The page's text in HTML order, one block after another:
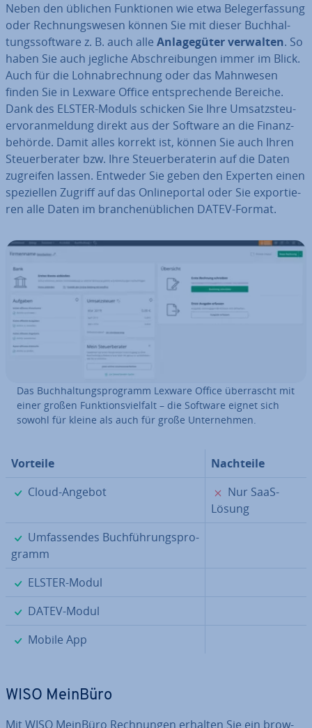
Neben den üblichen Funk­tio­nen wie etwa Be­leg­erfas­sung
oder Rech­nungs­we­sen können Sie mit dieser Buch­hal­
tungs­soft­ware z. B. auch alle An­la­ge­gü­ter verwalten. So
haben Sie auch jegliche Ab­schrei­bun­gen immer im Blick.
Auch für die Lohn­ab­rech­nung oder das Mahnwesen
finden Sie in Lexware Office ent­spre­chen­de Bereiche.
Dank des ELSTER-Moduls schicken Sie Ihre Um­satz­steu­
er­vor­anmel­dung direkt aus der Software an die Fi­nanz­
be­hör­de. Damit alles korrekt ist, können Sie auch Ihren
Steu­er­be­ra­ter bzw. Ihre Steu­er­be­ra­te­rin auf die Daten
zugreifen lassen. Entweder Sie geben den Experten einen
spe­zi­el­len Zugriff auf das On­line­por­tal oder Sie ex­por­tie­
ren alle Daten im bran­chen­üb­li­chen DATEV-Format.
Das Buch­hal­tungs­pro­gramm Lexware Office über­rascht mit
einer großen Funk­ti­ons­viel­falt – die Software eignet sich
sowohl für kleine als auch für große Un­ter­neh­men.
Vorteile
Nachteile
✓
Cloud-Angebot ✗
Nur SaaS-
Lösung
✓
Um­fas­sen­des Buch­füh­rungs­pro­
gramm
✓
ELSTER-Modul
✓
DATEV-Modul
✓
Mobile App
WISO MeinBüro
Mit WISO MeinBüro Rech­nun­gen erhalten Sie ein brow­